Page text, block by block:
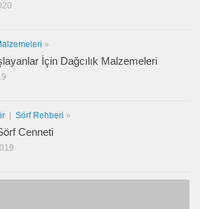
»
İçin Dağcılık Malzemeleri
Sörf Rehberi »
Cenneti